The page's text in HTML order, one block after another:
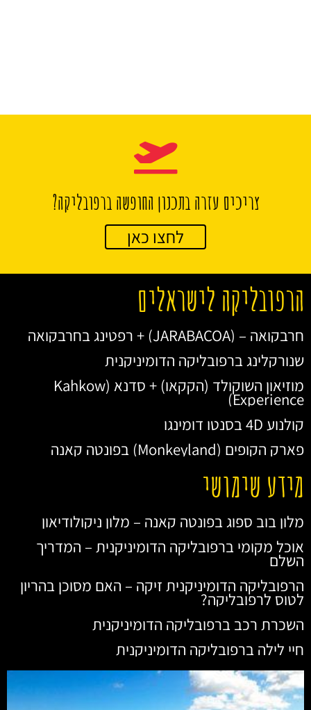
צריכים עזרה בתכנון החופשה ברפובליקה?
לחצו כאן
הרפובליקה לישראלים
חרבקואה – (JARABACOA) + רפטינג בחרבקואה
שנורקלינג ברפובליקה הדומיניקנית
מוזיאון השוקולד (הקקאו) + סדנא (Kahkow
Experience)
קולנוע 4D בסנטו דומינגו
פארק הקופים (Monkeyland) בפונטה קאנה
מידע שימושי
מלון בוב ספוג בפונטה קאנה – מלון ניקולודיאון
אוכל מקומי ברפובליקה הדומיניקנית – המדריך
השלם
הרפובליקה הדומיניקנית זיקה – האם מסוכן בהריון
לטוס לרפובליקה?
השכרת רכב ברפובליקה הדומיניקנית
חיי לילה ברפובליקה הדומיניקנית